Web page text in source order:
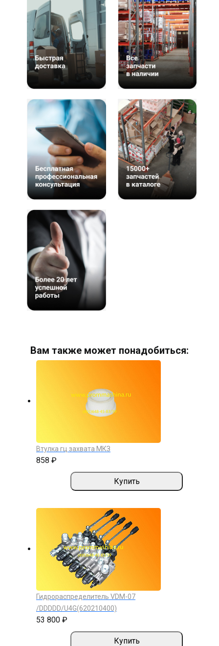
Вам также может понадобиться:
Втулка гц захвата МКЗ
858 ₽
Купить
Гидрораспределитель VDM-07
/DDDDD/U4G(620210400)
53 800 ₽
Купить